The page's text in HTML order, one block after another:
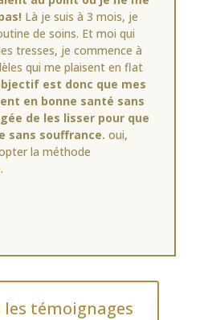
Là je suis à 3 mois, je
de soins. Et moi qui
tresses, je commence à
qui me plaisent en flat
est donc que mes
en bonne santé sans
de les lisser pour que
sans souffrance. oui,
la méthode
témoignages